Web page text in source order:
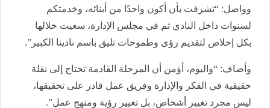
وواصل: “تشرفت بأن أكون واحدًا من أبنائه، وخدمتكم
لسنوات داخل النادي ثم في مجلس الإدارة، سعيت خلالها
بكل إخلاص لتقديم رؤى وطموحات تليق باسم نادينا الكبير”.
وأضاف: “واليوم، أؤمن أن المرحلة القادمة تحتاج إلى نقلة
حقيقية في الفكر والإدارة وفريق عمل قادر على تحقيقها،
ليس مجرد تغيير أشخاص، بل تغيير رؤية ومنهج عمل”.